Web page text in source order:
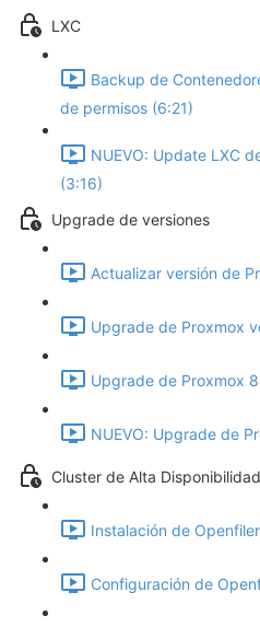
LXC
Backup de
de permisos (6:21)
NUEVO: Update LXC
(3:16)
Upgrade de versiones
Actualizar versión de
Upgrade de Proxmox
Upgrade de Proxmox
NUEVO: Upgrade de
Cluster de Alta Disponibilidad
Instalación de
Configuración de